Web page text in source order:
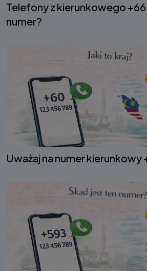
Telefony z kierunkowego
numer?
Uważaj na numer kierunkowy